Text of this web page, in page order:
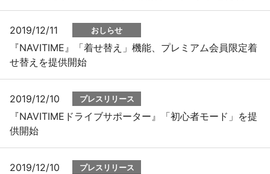
2019/12/11 おしらせ
『NAVITIME』「着せ替え」機能、プレミアム会員限定着
せ替えを提供開始
2019/12/10 プレスリリース
『NAVITIMEドライブサポーター』「初心者モード」を提
供開始
2019/12/10 プレスリリース